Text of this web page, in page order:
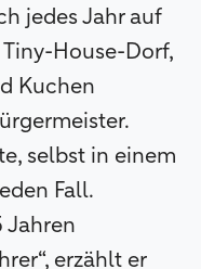
jedes Jahr auf
Tiny-House-Dorf,
Kuchen
selbst in einem
Fall.
Jahren
erzählt er